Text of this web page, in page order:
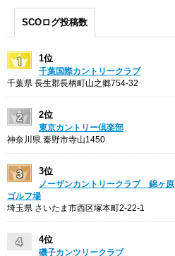
SCOログ投稿数
1位
千葉国際カントリークラブ
千葉県 長生郡長柄町山之郷754-32
2位
東京カントリー倶楽部
神奈川県 秦野市寺山1450
3位
ノーザンカントリークラブ 錦ヶ原
ゴルフ場
埼玉県 さいたま市西区塚本町2-22-1
4位
磯子カンツリークラブ